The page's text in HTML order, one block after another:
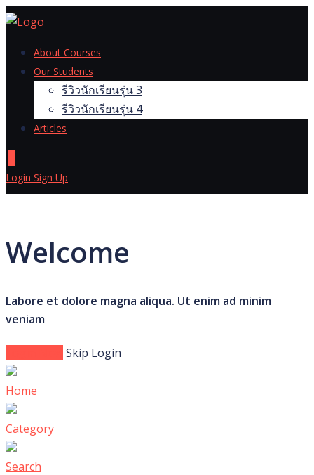
Skip
contentAbout Courses
Our Students
รีวิวนักเรียนรุ่น 3
รีวิวนักเรียนรุ่น 4
Articles
Login Sign Up
Welcome
Labore et dolore magna aliqua. Ut enim ad minim
veniam
Skip Login
Home
Category
Search